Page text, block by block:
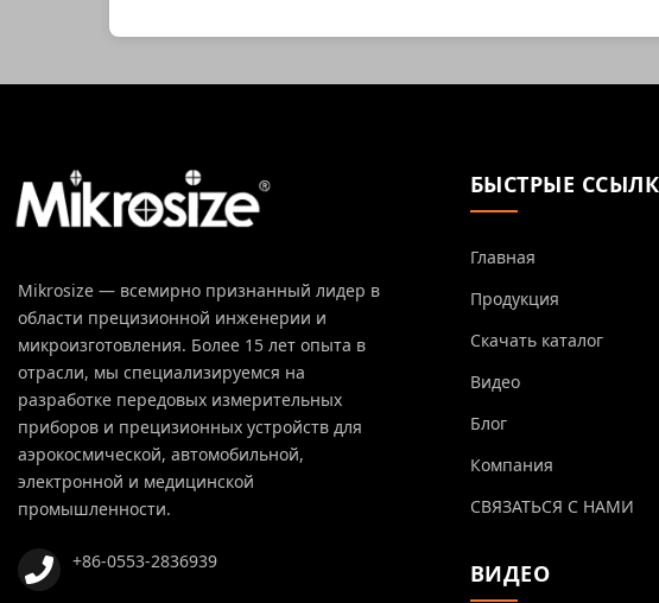
Mikrosize — всемирно признанный лидер в
области прецизионной инженерии и
микроизготовления. Более 15 лет опыта в
отрасли, мы специализируемся на
разработке передовых измерительных
приборов и прецизионных устройств для
аэрокосмической, автомобильной,
электронной и медицинской
промышленности.
+86-0553-2836939
БЫСТРЫЕ
Главная
Продукция
Скачать каталог
Видео
Блог
Компания
СВЯЗАТЬСЯ С НАМИ
ВИДЕО